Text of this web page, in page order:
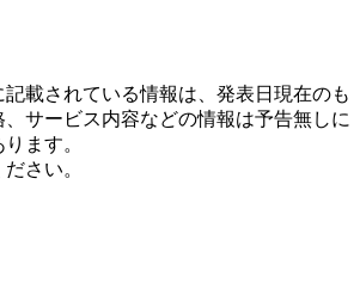
載されている情報は、発表日現在のも
サービス内容などの情報は予告無しに
ます。
さい。